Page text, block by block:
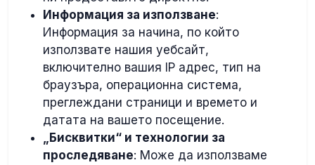
Информация за използване:
Информация за начина, по който
използвате нашия уебсайт,
включително вашия IP адрес, тип на
браузъра, операционна система,
преглеждани страници и времето и
датата на вашето посещение.
„Бисквитки“ и технологии за
проследяване: Може да използваме